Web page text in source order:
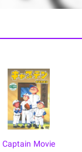
Captain Movie